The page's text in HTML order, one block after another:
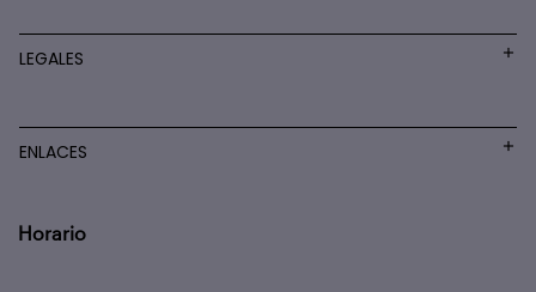
LEGALES
ENLACES
Horario